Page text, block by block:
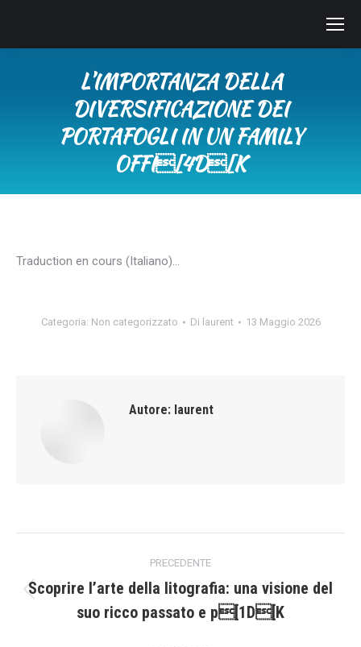
L’IMPORTANZA DELLA
DIVERSIFICAZIONE DEI
PORTAFOGLI IN UN FAMILY
OFFI[4D[K
Traduction en cours (Italiano)…
Categoria: Non categorizzato Di laurent 13 Maggio 2026
Autore: laurent
tra
PRECEDENTE
Post
precedente:
Scoprire l’arte della litografia: una visione del
suo ricco passato e p[1D[K